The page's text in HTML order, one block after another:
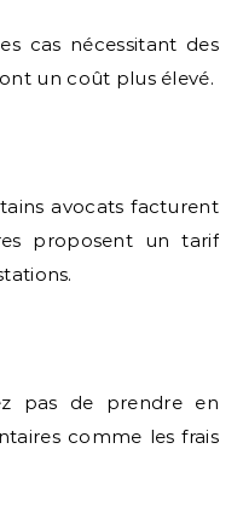
cas nécessitant des
un coût plus élevé.
avocats facturent
proposent un tarif
pas de prendre en
comme les frais